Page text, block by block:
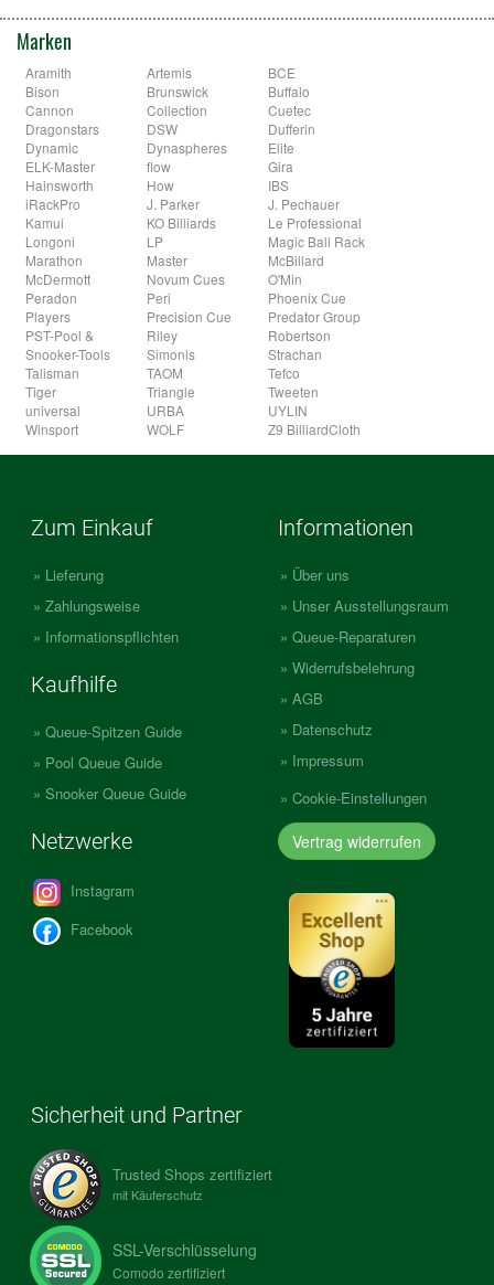
Marken
Aramith Artemis
BCE
Bison
Brunswick
Buffalo
Cannon
Collection
Cuetec
Dragonstars
DSW
Dufferin
Dynamic
Dynaspheres
Elite
ELK-Master
flow
Gira
Hainsworth
How
IBS
iRackPro
J. Parker
J. Pechauer
Kamui
KO Billiards
Le Professional
Longoni
LP
Magic Ball Rack
Marathon
Master
McBillard
McDermott
Novum Cues
O'Min
Peradon
Peri
Phoenix Cue
Players
Precision Cue
Predator Group
PST-Pool &
Snooker-Tools
Riley
Robertson
Simonis
Strachan
Talisman
TAOM
Tefco
Tiger
Triangle
Tweeten
universal
URBA
UYLIN
Winsport
WOLF Z9 BilliardCloth
Zum Einkauf
Lieferung
Zahlungsweise
Informationspflichten
Kaufhilfe
Queue-Spitzen Guide
Pool Queue Guide
Snooker Queue Guide
Netzwerke
Instagram
Facebook
Informationen
Über uns
Unser Ausstellungsraum
Queue-Reparaturen
Widerrufsbelehrung
AGB
Datenschutz
Impressum
Cookie-Einstellungen
Vertrag widerrufen
Sicherheit und Partner
Trusted Shops zertifiziert
mit Käuferschutz
SSL-Verschlüsselung
Comodo zertifiziert